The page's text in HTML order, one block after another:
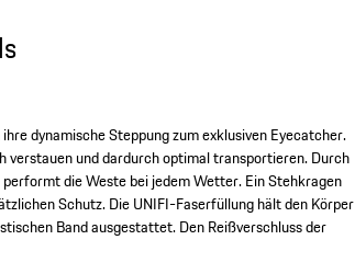
dynamische Steppung zum exklusiven Eyecatcher.
verstauen und dardurch optimal transportieren. Durch
die Weste bei jedem Wetter. Ein Stehkragen
Schutz. Die UNIFI-Faserfüllung hält den Körper
Band ausgestattet. Den Reißverschluss der